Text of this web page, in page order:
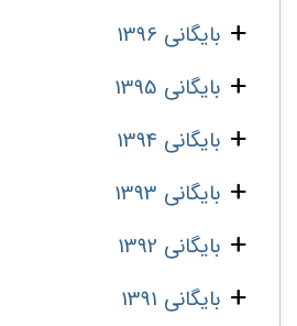
بایگانی 1396
بایگانی 1395
بایگانی 1394
بایگانی 1393
بایگانی 1392
بایگانی 1391